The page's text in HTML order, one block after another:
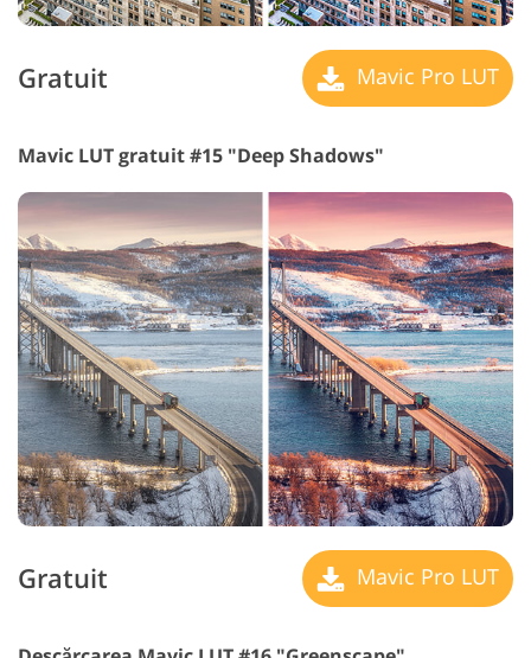
Gratuit Mavic Pro LUT
Mavic LUT gratuit #15 "Deep Shadows"
Gratuit Mavic Pro LUT